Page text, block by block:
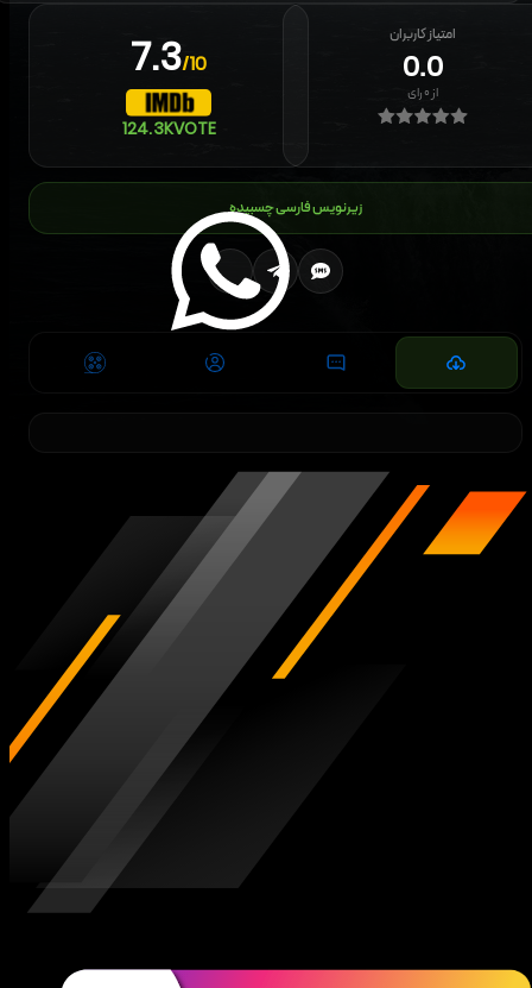
7.3/10
124.3KVOTE
امتیاز کاربران
0.0
از۰رای
زیرنویس فارسی چسبیده